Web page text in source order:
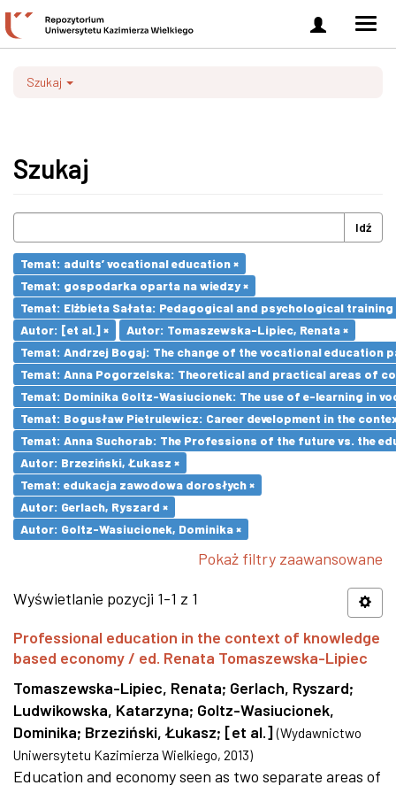
Zaloguj
się
Szukaj
Szukaj
Idź
Temat: adults’ vocational education ×
Temat: gospodarka oparta na wiedzy ×
Temat: Elżbieta Sałata: Pedagogical and psychological
Autor: [et al.] ×
Autor: Tomaszewska-Lipiec, Renata ×
Temat: Andrzej Bogaj: The change of the vocational education
Temat: Anna Pogorzelska: Theoretical and practical areas of
Temat: Dominika Goltz-Wasiucionek: The use of e-learning in
Temat: Bogusław Pietrulewicz: Career development in the
Temat: Anna Suchorab: The Professions of the future vs. the
Autor: Brzeziński, Łukasz ×
Temat: edukacja zawodowa dorosłych ×
Autor: Gerlach, Ryszard ×
Autor: Goltz-Wasiucionek, Dominika ×
Pokaż filtry zaawansowane
Wyświetlanie pozycji 1-1 z 1
Professional education in the context of knowledge
based economy / ed. Renata Tomaszewska-Lipiec
Tomaszewska-Lipiec, Renata; Gerlach, Ryszard;
Ludwikowska, Katarzyna; Goltz-Wasiucionek,
Dominika; Brzeziński, Łukasz; [et al.] (Wydawnictwo
Uniwersytetu Kazimierza Wielkiego, 2013)
Education and economy seen as two separate areas of